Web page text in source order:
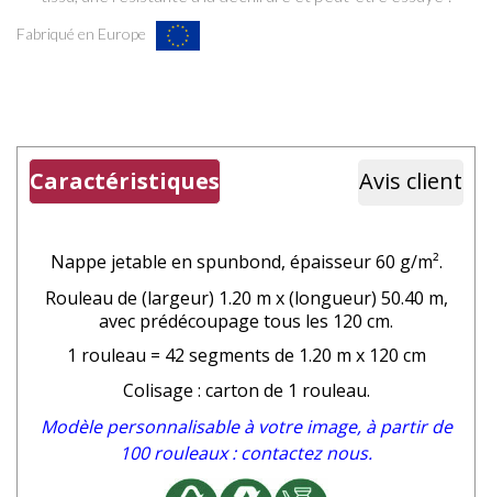
Fabriqué en Europe
Caractéristiques Avis client
Nappe jetable en spunbond, épaisseur 60 g/m².
Rouleau de (largeur) 1.20 m x (longueur) 50.40 m,
avec prédécoupage tous les 120 cm.
1 rouleau = 42 segments de 1.20 m x 120 cm
Colisage : carton de 1 rouleau.
Modèle personnalisable à votre image, à partir de
100 rouleaux : contactez nous.